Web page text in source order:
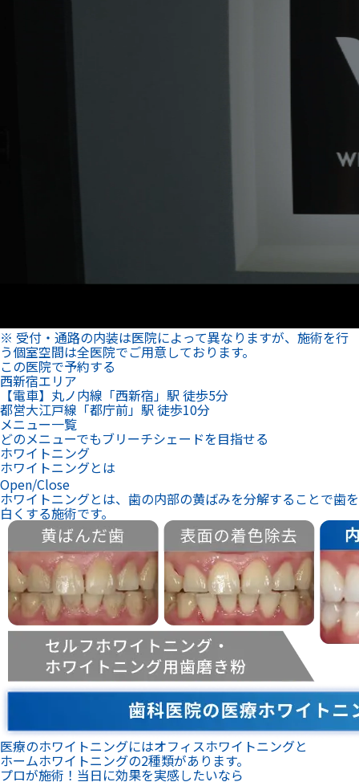
メニュー一覧
どのメニューでもブリーチシェードを目指せる
ホワイトニング
ホワイトニングとは
Open/Close
ホワイトニングとは、歯の内部の黄ばみを分解することで歯を
白くする施術です。
医療のホワイトニングにはオフィスホワイトニングと
ホームホワイトニングの2種類があります。
プロが施術！当日に効果を実感したいなら
オフィスホワイトニング
来院1回！あとはお家で
ホームホワイトニング
薬事承認取得の薬剤※でプロにお任せ
オフィスホワイトニング
※医療機器承認番号：23000BZX00368000